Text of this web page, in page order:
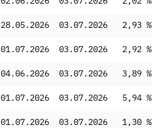
28.05.2026 03.07.2026 2,93 %
01.07.2026 03.07.2026 2,92 %
04.06.2026 03.07.2026 3,89 %
01.07.2026 03.07.2026 5,94 %
01.07.2026 03.07.2026 1,30 %